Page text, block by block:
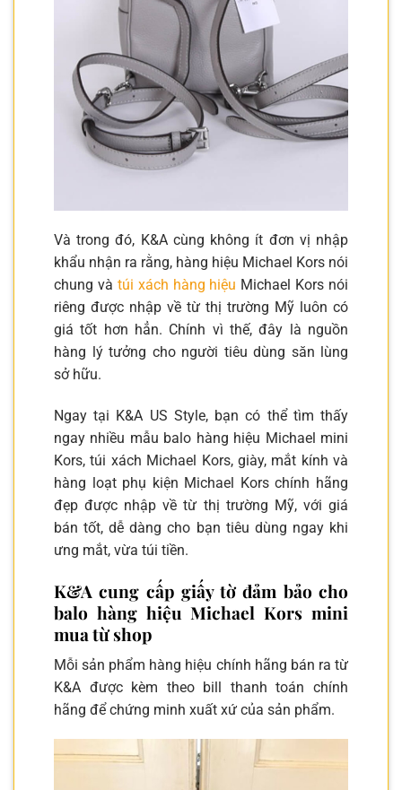
Và trong đó, K&A cùng không ít đơn vị nhập
khẩu nhận ra rằng, hàng hiệu Michael Kors nói
chung và túi xách hàng hiệu Michael Kors nói
riêng được nhập về từ thị trường Mỹ luôn có
giá tốt hơn hẳn. Chính vì thế, đây là nguồn
hàng lý tưởng cho người tiêu dùng săn lùng
sở hữu.
Ngay tại K&A US Style, bạn có thể tìm thấy
ngay nhiều mẫu balo hàng hiệu Michael mini
Kors, túi xách Michael Kors, giày, mắt kính và
hàng loạt phụ kiện Michael Kors chính hãng
đẹp được nhập về từ thị trường Mỹ, với giá
bán tốt, dễ dàng cho bạn tiêu dùng ngay khi
ưng mắt, vừa túi tiền.
K&A cung cấp giấy tờ đảm bảo cho
balo hàng hiệu Michael Kors mini
mua từ shop
Mỗi sản phẩm hàng hiệu chính hãng bán ra từ
K&A được kèm theo bill thanh toán chính
hãng để chứng minh xuất xứ của sản phẩm.